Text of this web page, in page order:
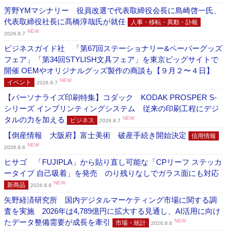
芳野YMマシナリー 役員改選で代表取締役会長に島崎啓一氏、
代表取締役社長に髙橋淳哉氏が就任
人事・移転・異動・訃報
2026.8.7 NEW
ビジネスガイド社 「第67回ステーショナリー&ペーパーグッズ
フェア」「第34回STYLISH文具フェア」を東京ビッグサイトで
開催 OEMやオリジナルグッズ製作の商談も【９月２〜４日】
イベント 2026.8.7 NEW
【パーソナライズ印刷特集】コダック KODAK PROSPER S-
シリーズ インプリンティングシステム 従来の印刷工程にデジ
タルの力を加える
ビジネス 2026.8.7 NEW
【倒産情報 大阪府】富士美術 破産手続き開始決定 信用情報
2026.8.6 NEW
ヒサゴ 「FUJIPLA」から貼り直し可能な「CPリーフ ステッカ
ータイプ 自己吸着」を発売 のり残りなしでガラス面にも対応
新商品 2026.8.6 NEW
矢野経済研究所 国内デジタルマーケティング市場に関する調
査を実施 2026年は4,789億円に拡大する見通し、AI活用に向け
たデータ整備需要が成長を牽引
市場・統計 2026.8.6 NEW